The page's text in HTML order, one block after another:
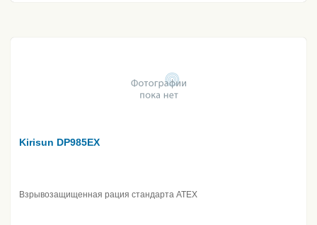
Kirisun DP985EX
Взрывозащищенная рация стандарта ATEX